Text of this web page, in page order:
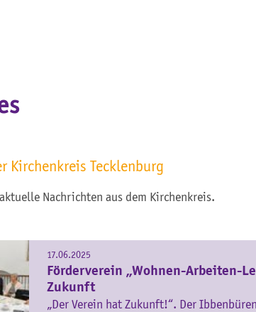
Kirchenkreis Tecklenburg
Nachrichten aus dem Kirchenkreis.
17.06.2025
Förderverein „Wohnen-Arbeiten-
Zukunft
„Der Verein hat Zukunft!“. Der